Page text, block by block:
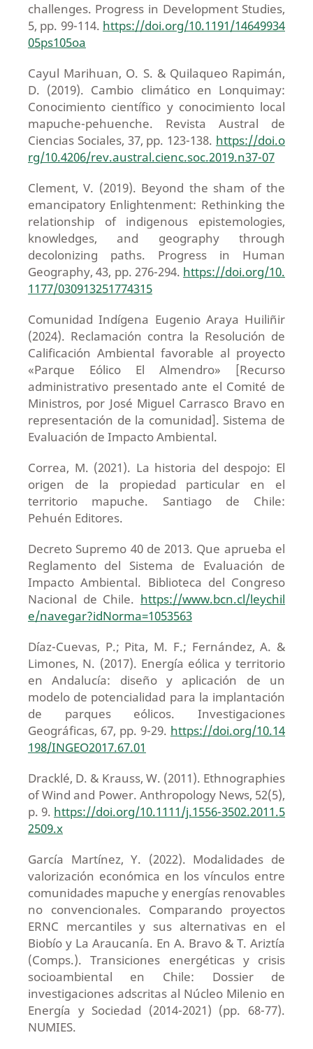
challenges. Progress in Development Studies,
5, pp. 99-114. https://doi.org/10.1191/14649934
05ps105oa
Cayul Marihuan, O. S. & Quilaqueo Rapimán,
D. (2019). Cambio climático en Lonquimay:
Conocimiento científico y conocimiento local
mapuche-pehuenche. Revista Austral de
Ciencias Sociales, 37, pp. 123-138. https://doi.o
rg/10.4206/rev.austral.cienc.soc.2019.n37-07
Clement, V. (2019). Beyond the sham of the
emancipatory Enlightenment: Rethinking the
relationship of indigenous epistemologies,
knowledges, and geography through
decolonizing paths. Progress in Human
Geography, 43, pp. 276-294. https://doi.org/10.
1177/030913251774315
Comunidad Indígena Eugenio Araya Huiliñir
(2024). Reclamación contra la Resolución de
Calificación Ambiental favorable al proyecto
«Parque Eólico El Almendro» [Recurso
administrativo presentado ante el Comité de
Ministros, por José Miguel Carrasco Bravo en
representación de la comunidad]. Sistema de
Evaluación de Impacto Ambiental.
Correa, M. (2021). La historia del despojo: El
origen de la propiedad particular en el
territorio mapuche. Santiago de Chile:
Pehuén Editores.
Decreto Supremo 40 de 2013. Que aprueba el
Reglamento del Sistema de Evaluación de
Impacto Ambiental. Biblioteca del Congreso
Nacional de Chile. https://www.bcn.cl/leychil
e/navegar?idNorma=1053563
Díaz-Cuevas, P.; Pita, M. F.; Fernández, A. &
Limones, N. (2017). Energía eólica y territorio
en Andalucía: diseño y aplicación de un
modelo de potencialidad para la implantación
de parques eólicos. Investigaciones
Geográficas, 67, pp. 9-29. https://doi.org/10.14
198/INGEO2017.67.01
Dracklé, D. & Krauss, W. (2011). Ethnographies
of Wind and Power. Anthropology News, 52(5),
p. 9. https://doi.org/10.1111/j.1556-3502.2011.5
2509.x
García Martínez, Y. (2022). Modalidades de
valorización económica en los vínculos entre
comunidades mapuche y energías renovables
no convencionales. Comparando proyectos
ERNC mercantiles y sus alternativas en el
Biobío y La Araucanía. En A. Bravo & T. Ariztía
(Comps.). Transiciones energéticas y crisis
socioambiental en Chile: Dossier de
investigaciones adscritas al Núcleo Milenio en
Energía y Sociedad (2014-2021) (pp. 68-77).
NUMIES.